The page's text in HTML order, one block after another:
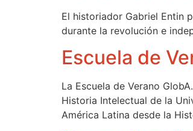
El historiador Gabriel Entin
durante la revolución e
Escuela de
La Escuela de Verano
Historia Intelectual de la
América Latina desde la